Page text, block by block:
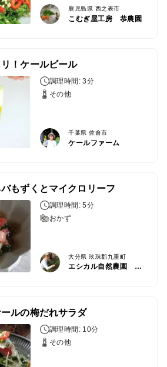
鹿児島県 西之表市
こむぎ屋工房 恭農園
！ケールビール
調理時間: 3分
その他
千葉県 佐倉市
ケールファーム
もずくとマイクロリーフ
調理時間: 5分
おかず
大分県 玖珠郡九重町
エシカル自然農園 九重スマイルパーク
ルの梅だれサラダ
調理時間: 10分
その他